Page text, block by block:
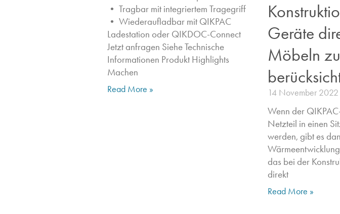
• Tragbar mit integriertem Tragegriff
• Wiederaufladbar mit QIKPAC
Ladestation oder QIKDOC-Connect
Jetzt anfragen​ Siehe Technische
Informationen Produkt Highlights​
Machen
Read More »
Geräte
Möbeln zu
14 November 2022
Wenn der
Netzteil in einen
werden, gibt es
das bei der
direkt
Read More »